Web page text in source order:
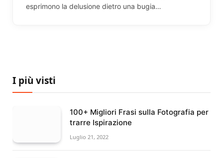
esprimono la delusione dietro una bugia…
I più visti
100+ Migliori Frasi sulla Fotografia per
trarre Ispirazione
Luglio 21, 2022